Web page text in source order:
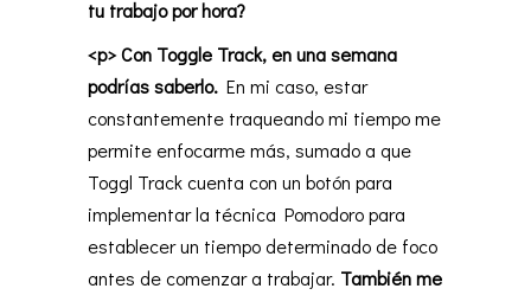
tu trabajo por hora?
<p> Con Toggle Track, en una semana
podrías saberlo. En mi caso, estar
constantemente traqueando mi tiempo me
permite enfocarme más, sumado a que
Toggl Track cuenta con un botón para
implementar la técnica Pomodoro para
establecer un tiempo determinado de foco
antes de comenzar a trabajar. También me